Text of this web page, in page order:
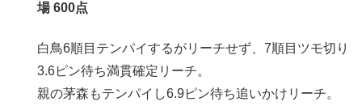
場 600点
白鳥6順目テンパイするがリーチせず、7順目ツモ切り
3.6ピン待ち満貫確定リーチ。
親の茅森もテンパイし6.9ピン待ち追いかけリーチ。